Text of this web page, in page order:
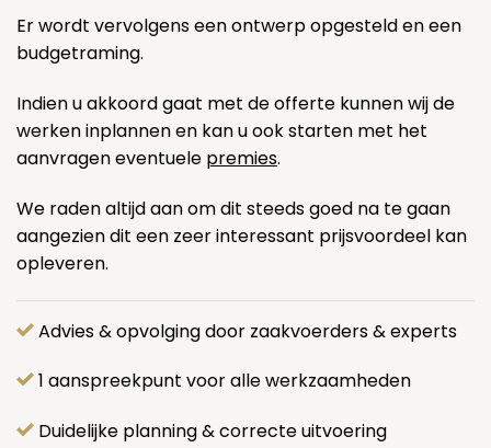
Er wordt vervolgens een ontwerp opgesteld en een
budgetraming.
Indien u akkoord gaat met de offerte kunnen wij de
werken inplannen en kan u ook starten met het
aanvragen eventuele premies.
We raden altijd aan om dit steeds goed na te gaan
aangezien dit een zeer interessant prijsvoordeel kan
opleveren.
Advies & opvolging door zaakvoerders & experts
1 aanspreekpunt voor alle werkzaamheden
Duidelijke planning & correcte uitvoering